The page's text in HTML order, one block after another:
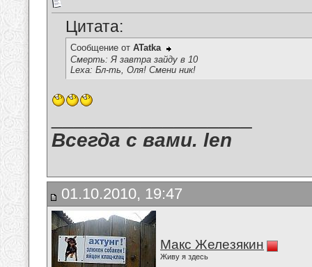
Цитата:
Сообщение от ATatka
Смерть: Я завтра зайду в 10
Lexa: Бл-ть, Оля! Смени ник!
Всегда с вами. len
01.10.2010, 19:47
Макс Железякин
Живу я здесь